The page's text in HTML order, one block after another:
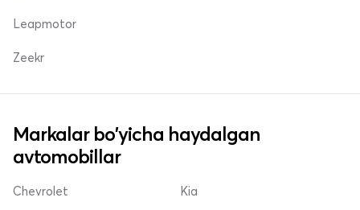
Leapmotor
Zeekr
Markalar bo'yicha haydalgan
avtomobillar
Chevrolet Kia